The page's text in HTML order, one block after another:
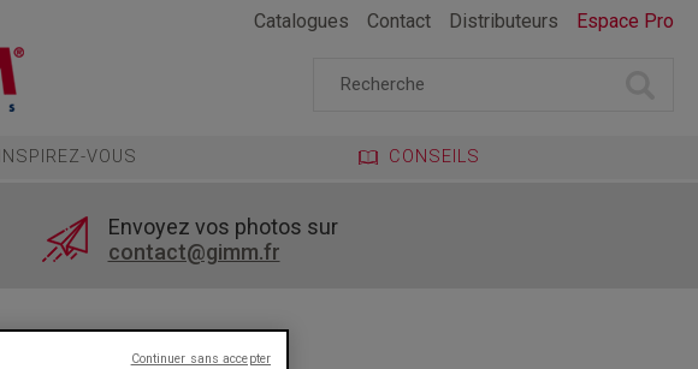
Catalogues Contact Distributeurs Espace Pro
INSPIREZ-VOUS CONSEILS
Envoyez vos photos sur
contact@gimm.fr
Continuer sans accepter